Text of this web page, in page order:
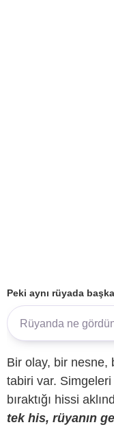
Peki aynı rüyada
Bir olay, bir nesne,
tabiri var.
bıraktığı hissi
tek his, rüyanın